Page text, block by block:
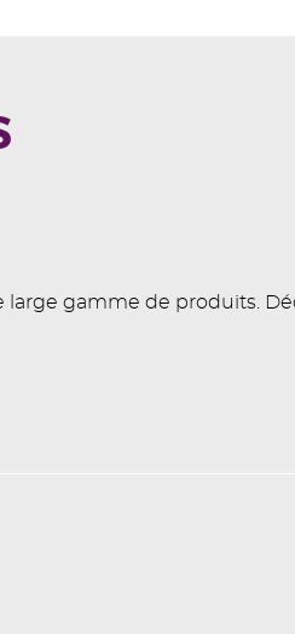
large gamme de produits.